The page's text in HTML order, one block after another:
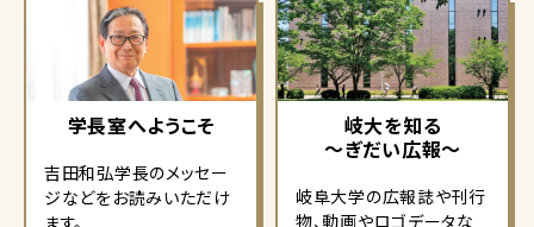
学長室へようこそ
吉田和弘学長のメッセー
ジなどをお読みいただけ
岐大を知る
～ぎだい広報～
岐阜大学の広報誌や刊行
物、動画やロゴデータな